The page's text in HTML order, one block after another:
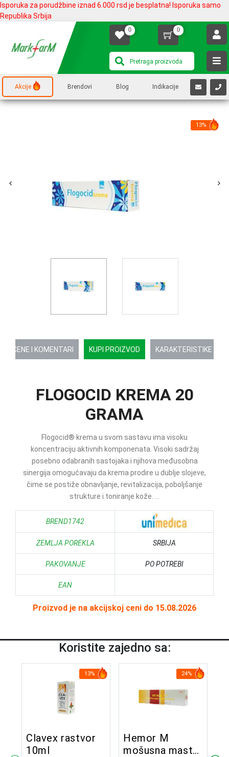
Isporuka za porudžbine iznad 6.000 rsd je besplatna! Isporuka samo
Republika Srbija
0 0
Akcije Brendovi Blog Indikacije
OCENE I KOMENTARI KUPI PROIZVOD KARAKTERISTIKE
13%
FLOGOCID KREMA 20
GRAMA
Flogocid® krema u svom sastavu ima visoku
koncentraciju aktivnih komponenata. Visoki sadržaj
posebno odabranih sastojaka i njihova međusobna
sinergija omogućavaju da krema prodire u dublje slojeve,
čime se postiže obnavljanje, revitalizacija, poboljšanje
strukture i toniranje kože. ...
BREND1742
ZEMLJA POREKLA SRBIJA
PAKOVANJE PO POTREBI
EAN
Proizvod je na akcijskoj ceni do 15.08.2026
Koristite zajedno sa:
13%
Clavex rastvor
10ml
24%
Hemor M
mošusna mast